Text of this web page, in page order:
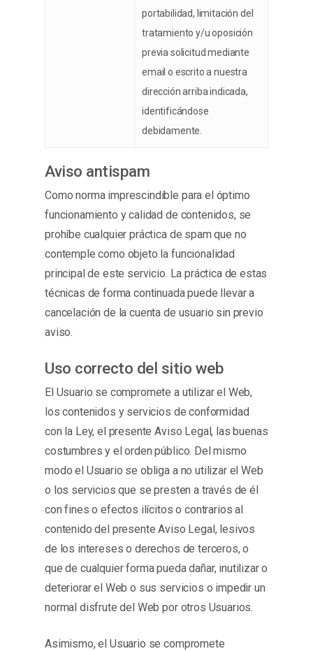
portabilidad, limitación del
tratamiento y/u oposición
previa solicitud mediante
email o escrito a nuestra
dirección arriba indicada,
identificándose
debidamente.
Aviso antispam
Como norma imprescindible para el óptimo
funcionamiento y calidad de contenidos, se
prohíbe cualquier práctica de spam que no
contemple como objeto la funcionalidad
principal de este servicio. La práctica de estas
técnicas de forma continuada puede llevar a
cancelación de la cuenta de usuario sin previo
aviso.
Uso correcto del sitio web
El Usuario se compromete a utilizar el Web,
los contenidos y servicios de conformidad
con la Ley, el presente Aviso Legal, las buenas
costumbres y el orden público. Del mismo
modo el Usuario se obliga a no utilizar el Web
o los servicios que se presten a través de él
con fines o efectos ilícitos o contrarios al
contenido del presente Aviso Legal, lesivos
de los intereses o derechos de terceros, o
que de cualquier forma pueda dañar, inutilizar o
deteriorar el Web o sus servicios o impedir un
normal disfrute del Web por otros Usuarios.
Asimismo, el Usuario se compromete